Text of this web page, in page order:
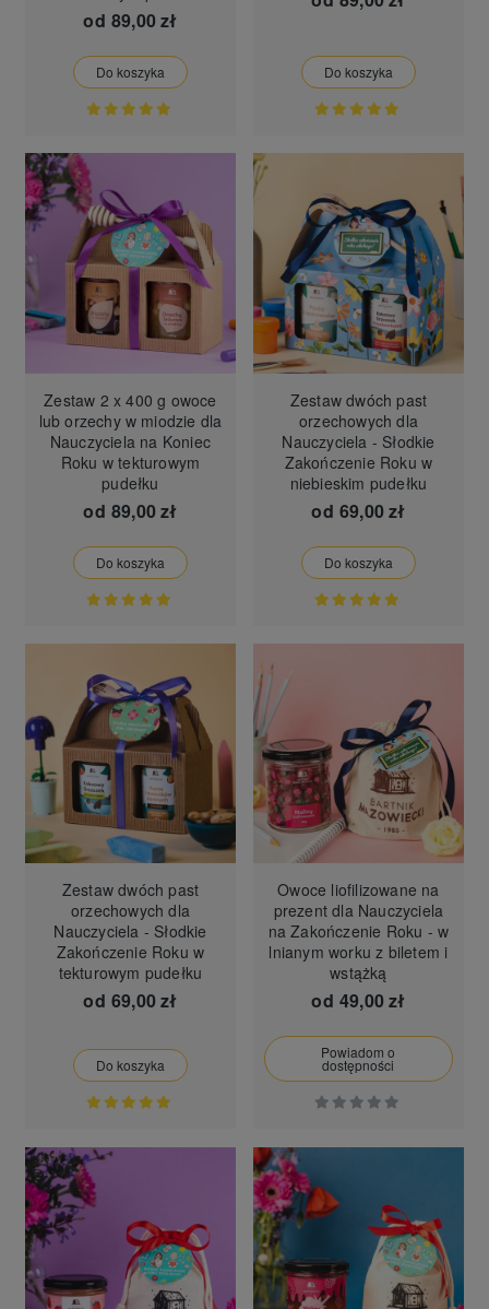
od 89,00 zł
Do koszyka Do koszyka
Zestaw 2 x 400 g owoce
lub orzechy w miodzie dla
Nauczyciela na Koniec
Roku w tekturowym
pudełku
od 89,00 zł
Do koszyka
Zestaw dwóch past
orzechowych dla
Nauczyciela - Słodkie
Zakończenie Roku w
niebieskim pudełku
od 69,00 zł
Do koszyka
Zestaw dwóch past
orzechowych dla
Nauczyciela - Słodkie
Zakończenie Roku w
tekturowym pudełku
od 69,00 zł
Do koszyka
Owoce liofilizowane na
prezent dla Nauczyciela
na Zakończenie Roku - w
lnianym worku z biletem i
wstążką
od 49,00 zł
Powiadom o
dostępności